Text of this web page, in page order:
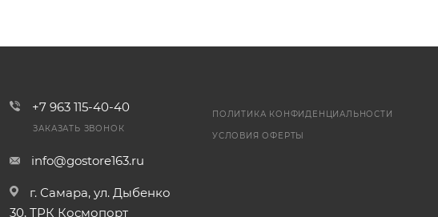
+7 963 115-40-40
ЗАКАЗАТЬ ЗВОНОК
info@gostore163.ru
г. Самара, ул. Дыбенко
30, ТРК Космопорт
ПОЛИТИКА КОНФИДЕНЦИАЛЬНОСТИ
УСЛОВИЯ ОФЕРТЫ